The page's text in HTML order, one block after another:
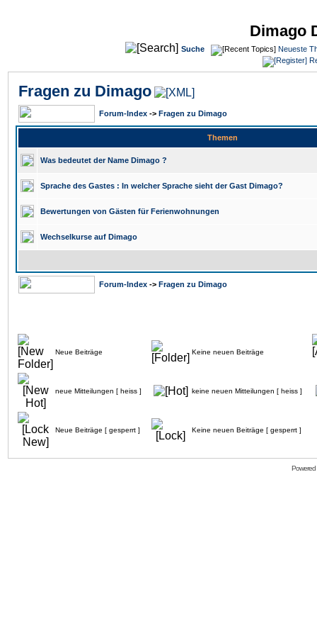
Dimago
Suche
Neueste
Fragen zu Dimago
Forum-Index -> Fragen zu Dimago
Themen
Was bedeutet der Name Dimago ?
Sprache des Gastes : In welcher Sprache sieht der Gast Dimago?
Bewertungen von Gästen für Ferienwohnungen
Wechselkurse auf Dimago
Forum-Index -> Fragen zu Dimago
Neue Beiträge Keine neuen Beiträge
neue Mitteilungen [ heiss ] keine neuen Mitteilungen [ heiss ]
Neue Beiträge [ gesperrt ] Keine neuen Beiträge [ gesperrt ]